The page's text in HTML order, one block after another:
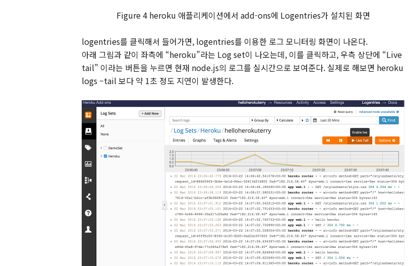
Figure4heroku 애플리케이션에서 add-ons에 Logentries가 설치된 화면
logentries를 클릭해서 들어가면, logentries를 이용한 로그 모니터링 화면이 나온다.
아래 그림과 같이 좌측에 “heroku”라는 Log set이 나오는데, 이를 클릭하고, 우측 상단에 “Live
tail” 이라는 버튼을 누르면 현재 node.js의 로그를 실시간으로 보여준다.실제로 해보면 heroku
logs –tail 보다 약 1초 정도 지연이 발생한다.